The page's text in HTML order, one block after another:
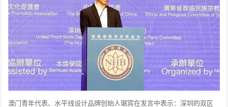
澳门青年代表、水平线设计品牌创始人琚宾在发言中表示：深圳的双区